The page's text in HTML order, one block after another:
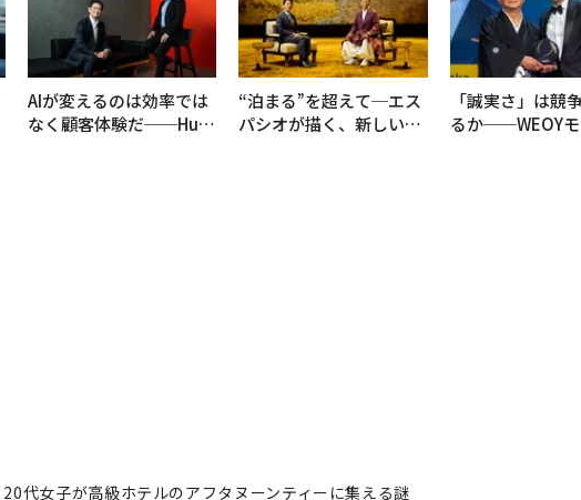
AIが変えるのは効率では
なく顧客体験だ──Hub
“泊まる”を超えて─エス
パシオが描く、新しい日
「誠実さ」は競
るか──WEOY
20代女子が高級ホテルのアフタヌーンティーに集える謎